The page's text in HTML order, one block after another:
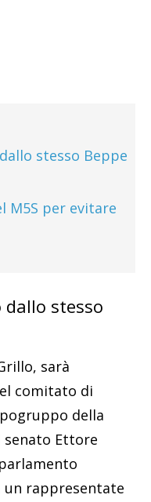
stesso Beppe
M5S per evitare
stesso
sarà
comitato di
della
senato Ettore
un rappresentate